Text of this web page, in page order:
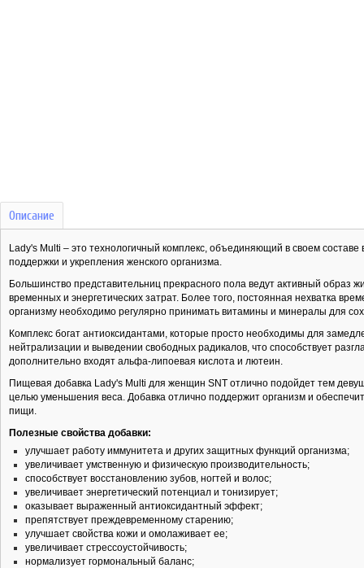
Описание
Lady's Multi – это технологичный комплекс, объединяющий в своем
поддержки и укрепления женского организма.
Большинство представительниц прекрасного пола ведут активный образ
временных и энергетических затрат. Более того, постоянная нехватка
организму необходимо регулярно принимать витамины и минералы для
Комплекс богат антиоксидантами, которые просто необходимы для
нейтрализации и выведении свободных радикалов, что способствует
дополнительно входят альфа-липоевая кислота и лютеин.
Пищевая добавка Lady's Multi для женщин SNT отлично подойдет тем
целью уменьшения веса. Добавка отлично поддержит организм и
пищи.
Полезные свойства добавки:
улучшает работу иммунитета и других защитных функций организма;
увеличивает умственную и физическую производительность;
способствует восстановлению зубов, ногтей и волос;
увеличивает энергетический потенциал и тонизирует;
оказывает выраженный антиоксидантный эффект;
препятствует преждевременному старению;
улучшает свойства кожи и омолаживает ее;
увеличивает стрессоустойчивость;
нормализует гормональный баланс;